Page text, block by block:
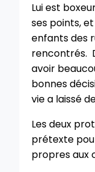
Lui est
ses points,
enfants des
rencontrés.
avoir
bonnes
vie a laissé
Les deux
prétexte
propres aux